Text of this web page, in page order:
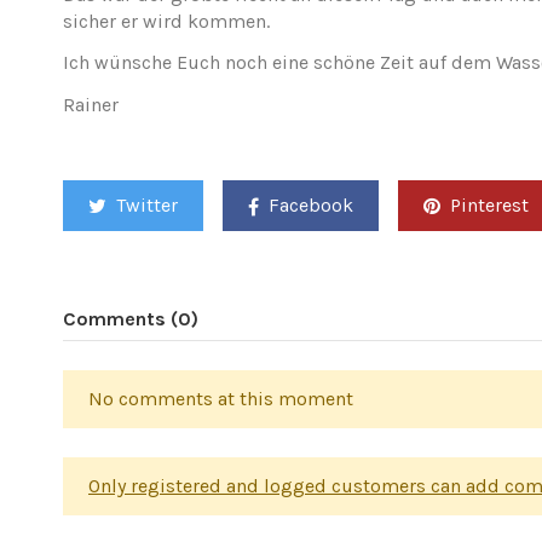
sicher er wird kommen.
Ich wünsche Euch noch eine schöne Zeit auf dem
Rainer
Twitter Facebook Pinterest
Comments (0)
No comments at this moment
Only registered and logged customers can add